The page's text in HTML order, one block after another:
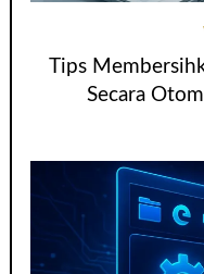
Tips
Secara